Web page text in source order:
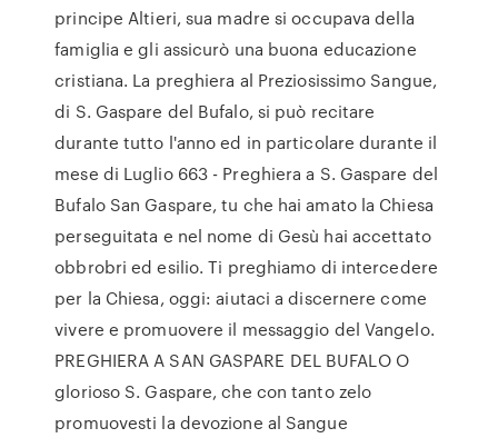
principe Altieri, sua madre si occupava della
famiglia e gli assicurò una buona educazione
cristiana. La preghiera al Preziosissimo Sangue,
di S. Gaspare del Bufalo, si può recitare
durante tutto l'anno ed in particolare durante il
mese di Luglio 663 - Preghiera a S. Gaspare del
Bufalo San Gaspare, tu che hai amato la Chiesa
perseguitata e nel nome di Gesù hai accettato
obbrobri ed esilio. Ti preghiamo di intercedere
per la Chiesa, oggi: aiutaci a discernere come
vivere e promuovere il messaggio del Vangelo.
PREGHIERA A SAN GASPARE DEL BUFALO O
glorioso S. Gaspare, che con tanto zelo
promuovesti la devozione al Sangue